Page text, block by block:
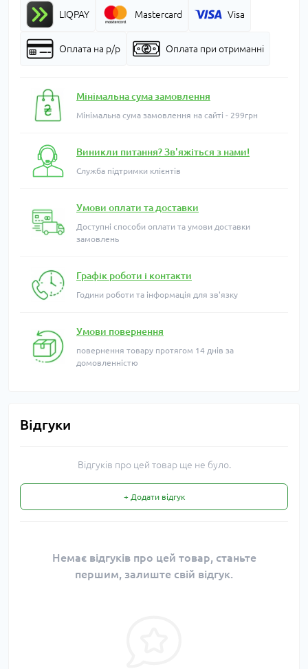
LIQPAY Mastercard Visa
Оплата на р/р Оплата при отриманні
Мінімальна сума замовлення
Мінімальна сума замовлення на сайті - 299грн
Виникли питання? Зв'яжіться з нами!
Служба підтримки клієнтів
Умови оплати та доставки
Доступні способи оплати та умови доставки
замовлень
Графік роботи і контакти
Години роботи та інформація для зв'язку
Умови повернення
повернення товару протягом 14 днів за
домовленністю
Відгуки
Відгуків про цей товар ще не було.
+ Додати відгук
Немає відгуків про цей товар, станьте
першим, залиште свій відгук.